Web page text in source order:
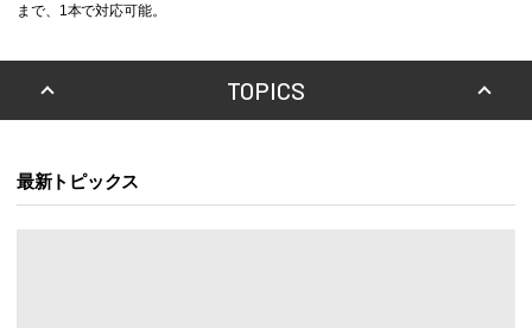
まで、1本で対応可能。
TOPICS
最新トピックス